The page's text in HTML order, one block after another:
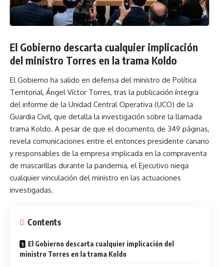
El Gobierno descarta cualquier implicación
del ministro Torres en la trama Koldo
El Gobierno ha salido en defensa del ministro de Política
Territorial, Ángel Víctor Torres, tras la publicación íntegra
del informe de la Unidad Central Operativa (UCO) de la
Guardia Civil, que detalla la investigación sobre la llamada
trama Koldo. A pesar de que el documento, de 349 páginas,
revela comunicaciones entre el entonces presidente canario
y responsables de la empresa implicada en la compraventa
de mascarillas durante la pandemia, el Ejecutivo niega
cualquier vinculación del ministro en las actuaciones
investigadas.
Contents
El Gobierno descarta cualquier implicación del
ministro Torres en la trama Koldo